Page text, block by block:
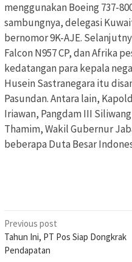
menggunakan Boeing 737-
sambungnya, delegasi
bernomor 9K-AJE.
Falcon N957 CP, dan Afrika
kedatangan para kepala
Husein Sastranegara itu
Pasundan. Antara lain,
Iriawan, Pangdam III
Thamim, Wakil Gubernur
beberapa Duta Besar
Post
navigation
Previous post
Tahun Ini, PT Pos Siap Dongkrak
Pendapatan